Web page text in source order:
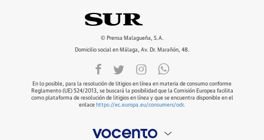
© Prensa Malagueña, S.A.
Domicilio social en Málaga, Av. Dr. Marañón, 48.
En lo posible, para la resolución de litigios en línea en materia de consumo conforme
Reglamento (UE) 524/2013, se buscará la posibilidad que la Comisión Europea facilita
como plataforma de resolución de litigios en línea y que se encuentra disponible en el
enlace https://ec.europa.eu/consumers/odr.